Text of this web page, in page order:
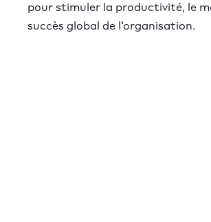
pour stimuler la productivité, le
succès global de l'organisation.